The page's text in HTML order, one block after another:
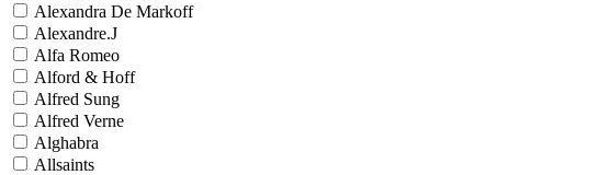
Alexandra De Markoff
Alexandre.J
Alfa Romeo
Alford & Hoff
Alfred Sung
Alfred Verne
Alghabra
Allsaints